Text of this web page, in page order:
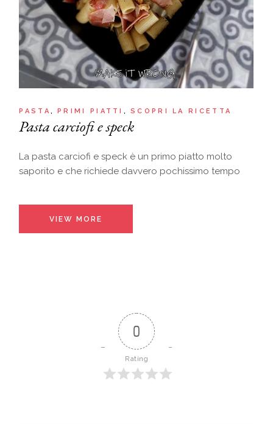
PASTA PRIMI PIATTI SCOPRI LA RICETTA
Pasta carciofi e speck
La pasta carciofi e speck è un primo piatto molto
saporito e che richiede davvero pochissimo tempo
VIEW MORE
0
Rating